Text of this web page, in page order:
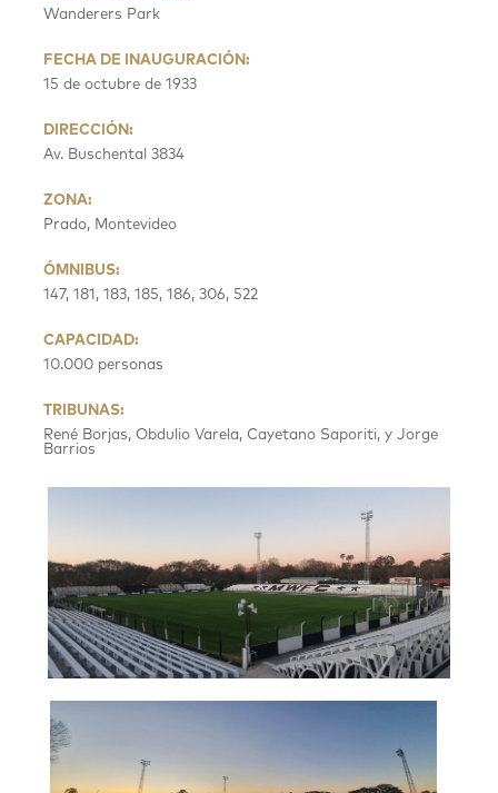
Wanderers Park
FECHA DE INAUGURACIÓN:
15 de octubre de 1933
DIRECCIÓN:
Av. Buschental 3834
ZONA:
Prado, Montevideo
ÓMNIBUS:
147, 181, 183, 185, 186, 306, 522
CAPACIDAD:
10.000 personas
TRIBUNAS:
René Borjas, Obdulio Varela, Cayetano Saporiti, y Jorge
Barrios